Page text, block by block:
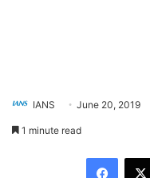
IANS June 20, 2019
1 minute read